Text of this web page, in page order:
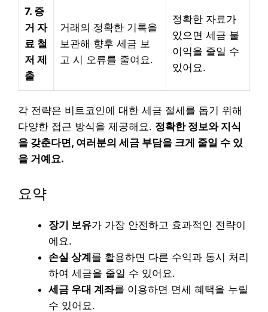
7. 증
거 자
료 철
저 제
출
거래의 정확한 기록을
보관해 향후 세금 보
고 시 오류를 줄여요.
정확한 자료가
있으면 세금 불
이익을 줄일 수
있어요.
각 전략은 비트코인에 대한 세금 절세를 돕기 위해
다양한 접근 방식을 제공해요. 정확한 정보와 지식
을 갖춘다면, 여러분의 세금 부담을 크게 줄일 수 있
을 거예요.
요약
장기 보유가 가장 안전하고 효과적인 전략이
에요.
손실 상계를 활용하면 다른 수익과 동시 처리
하여 세금을 줄일 수 있어요.
세금 우대 계좌를 이용하면 면세 혜택을 누릴
수 있어요.